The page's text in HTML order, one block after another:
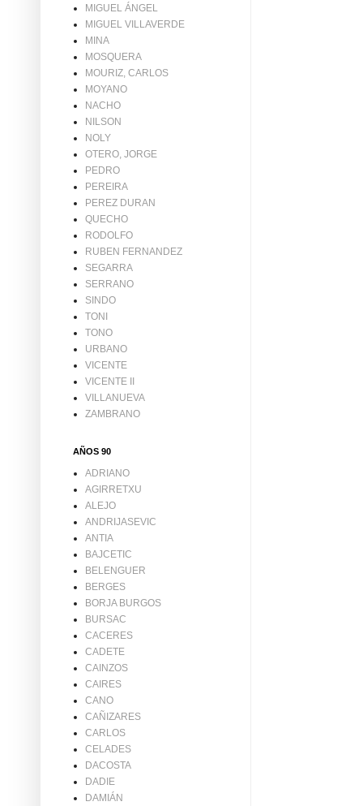
MIGUEL ÁNGEL
MIGUEL VILLAVERDE
MINA
MOSQUERA
MOURIZ, CARLOS
MOYANO
NACHO
NILSON
NOLY
OTERO, JORGE
PEDRO
PEREIRA
PEREZ DURAN
QUECHO
RODOLFO
RUBEN FERNANDEZ
SEGARRA
SERRANO
SINDO
TONI
TONO
URBANO
VICENTE
VICENTE II
VILLANUEVA
ZAMBRANO
AÑOS 90
ADRIANO
AGIRRETXU
ALEJO
ANDRIJASEVIC
ANTIA
BAJCETIC
BELENGUER
BERGES
BORJA BURGOS
BURSAC
CACERES
CADETE
CAINZOS
CAIRES
CANO
CAÑIZARES
CARLOS
CELADES
DACOSTA
DADIE
DAMIÁN